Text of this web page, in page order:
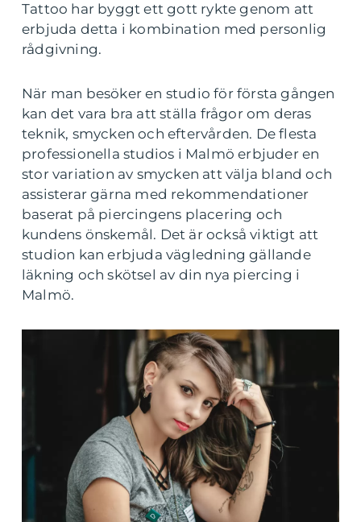
Tattoo har byggt ett gott rykte genom att
erbjuda detta i kombination med personlig
rådgivning.
När man besöker en studio för första gången
kan det vara bra att ställa frågor om deras
teknik, smycken och eftervården. De flesta
professionella studios i Malmö erbjuder en
stor variation av smycken att välja bland och
assisterar gärna med rekommendationer
baserat på piercingens placering och
kundens önskemål. Det är också viktigt att
studion kan erbjuda vägledning gällande
läkning och skötsel av din nya piercing i
Malmö.